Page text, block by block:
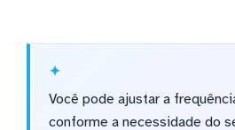
Você pode ajustar a
conforme a necessidade do